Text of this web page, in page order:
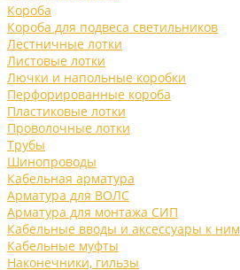
Короба
Короба для подвеса светильников
Лестничные лотки
Листовые лотки
Лючки и напольные коробки
Перфорированные короба
Пластиковые лотки
Проволочные лотки
Трубы
Шинопроводы
Кабельная арматура
Арматура для ВОЛС
Арматура для монтажа СИП
Кабельные вводы и аксессуары к ним
Кабельные муфты
Наконечники, гильзы